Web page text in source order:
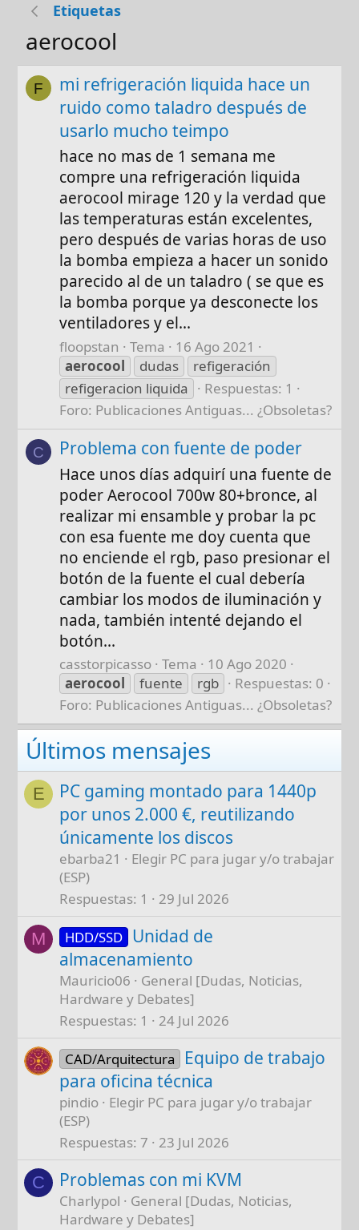
Etiquetas
aerocool
F
mi refrigeración liquida hace un
ruido como taladro después de
usarlo mucho teimpo
hace no mas de 1 semana me
compre una refrigeración liquida
aerocool mirage 120 y la verdad que
las temperaturas están excelentes,
pero después de varias horas de uso
la bomba empieza a hacer un sonido
parecido al de un taladro ( se que es
la bomba porque ya desconecte los
ventiladores y el...
floopstan Tema
16 Ago 2021
aerocool
dudas
refigeración
refigeracion liquida
Respuestas: 1
Foro: Publicaciones Antiguas... ¿Obsoletas?
C Problema con fuente de poder
Hace unos días adquirí una fuente de
poder Aerocool 700w 80+bronce, al
realizar mi ensamble y probar la pc
con esa fuente me doy cuenta que
no enciende el rgb, paso presionar el
botón de la fuente el cual debería
cambiar los modos de iluminación y
nada, también intenté dejando el
botón...
casstorpicasso Tema
10 Ago 2020
aerocool
fuente rgb
Respuestas: 0
Foro: Publicaciones Antiguas... ¿Obsoletas?
Últimos mensajes
E
PC gaming montado para 1440p
por unos 2.000 €, reutilizando
únicamente los discos
ebarba21
Elegir PC para jugar y/o trabajar
(ESP)
Respuestas 1 29 Jul 2026
M HDD/SSD Unidad de
almacenamiento
Mauricio06
General [Dudas, Noticias,
Hardware y Debates]
Respuestas 1 24 Jul 2026
CAD/Arquitectura
Equipo de trabajo
para oficina técnica
pindio
Elegir PC para jugar y/o trabajar
(ESP)
Respuestas 7 23 Jul 2026
C Problemas con mi KVM
Charlypol
General [Dudas, Noticias,
Hardware y Debates]